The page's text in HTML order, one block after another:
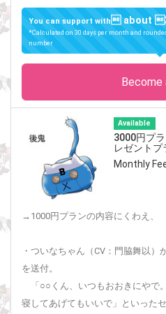
You can support with about
*Calculated on 30 days per month and
number
Become
Available
3000円プ
レゼントプ
Monthly
→1000円プランの内容にくわえ、
・ついなちゃん（CV：門脇舞以）
を送付。
「○○くん、いつもおおきにやで
寝してあげてもいいで」といったセ